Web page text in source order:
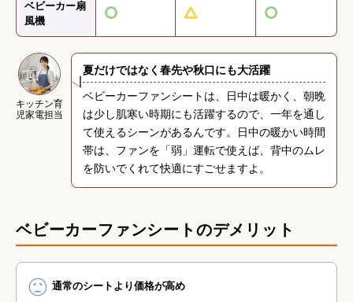
ベビーカー扇
風機
{}
キッチン育
児家電担当
夏だけではなく春先や秋口にも大活躍
ベビーカーファンシートは、日中は暖かく、朝晩
は少し肌寒い時期にも活躍するので、一年を通し
て使えるシーンがあるんです。日中の暖かい時間
帯は、ファンを「弱」運転で使えば、背中のムレ
を防いでくれて快適にすごせますよ。
ベビーカーファンシートのデメリット
通常のシートより価格が高め